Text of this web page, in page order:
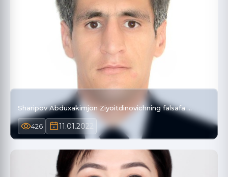
Sharipov Abduxakimjon Ziyoitdinovichning falsafa …
426 11.01.2022